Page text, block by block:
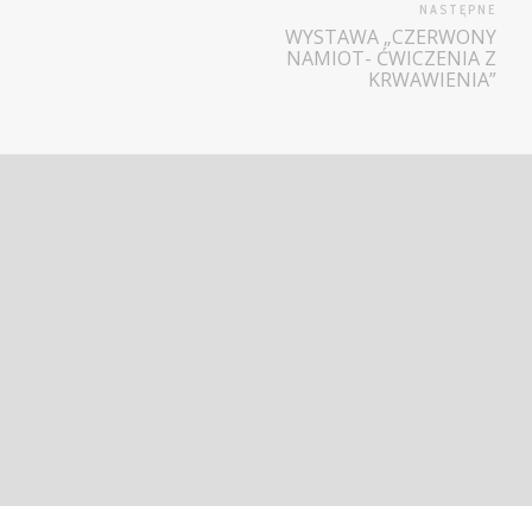
NASTĘPNE
WYSTAWA „CZERWONY
NAMIOT- ĆWICZENIA Z
KRWAWIENIA”